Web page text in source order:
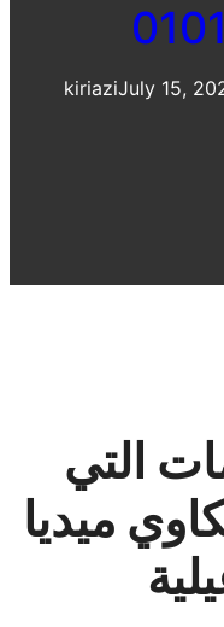
kiriaziJuly 15,
التي
ميديا